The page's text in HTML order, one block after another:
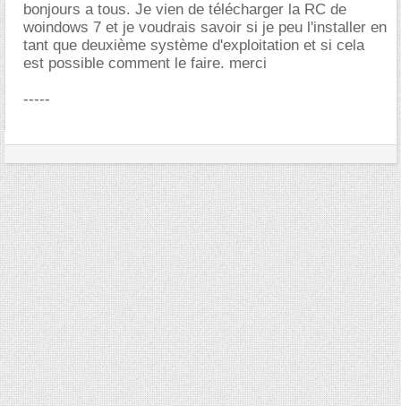
bonjours a tous. Je vien de télécharger la RC de
woindows 7 et je voudrais savoir si je peu l'installer en
tant que deuxième système d'exploitation et si cela
est possible comment le faire. merci
-----